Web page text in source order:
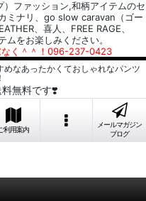
ファッション,和柄アイテムのセ
ミナリ、go slow caravan（ゴー
、喜人、FREE RAGE、
をお楽しみください。
なく＾＾！096-237-0423
なあったかくておしゃれなパンツ
無料です❣️
利用案内
メールマガジン
ブログ